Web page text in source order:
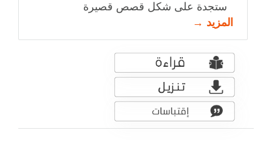
ستجدة على شكل قصص قصيرة
المزيد →